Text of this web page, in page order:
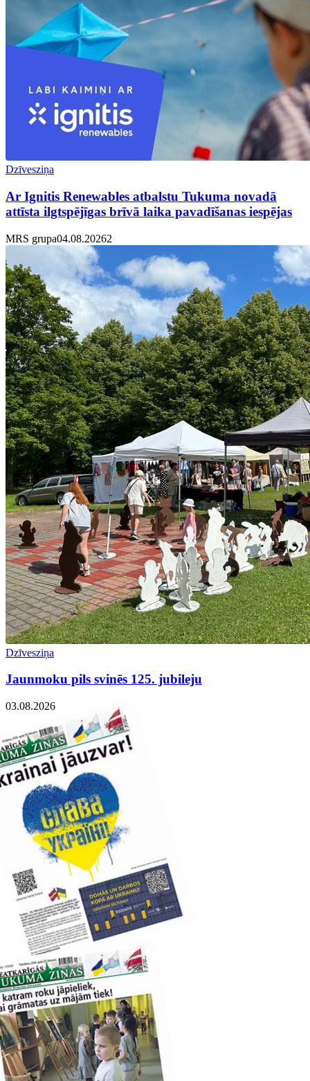
Dzīvesziņa
Ar Ignitis Renewables atbalstu Tukuma novadā
attīsta ilgtspējīgas brīvā laika pavadīšanas iespējas
MRS grupa04.08.20262
Dzīvesziņa
Jaunmoku pils svinēs 125. jubileju
03.08.2026